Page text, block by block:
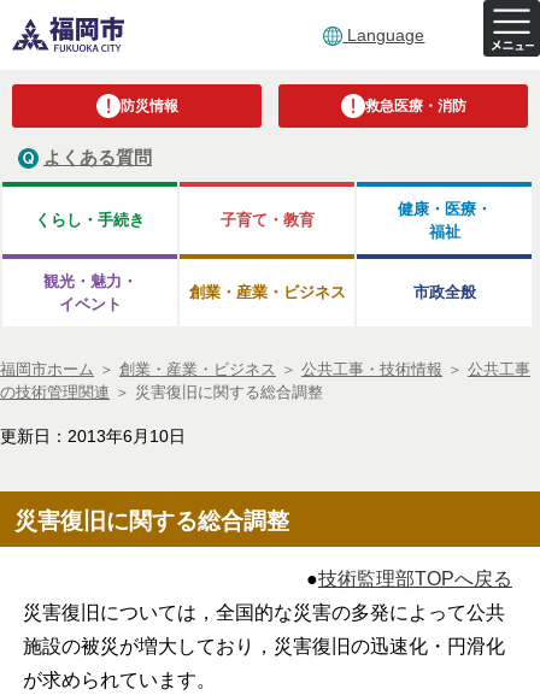
Language
防災情報 救急医療・消防
よくある質問
くらし・手続き 子育て・教育
健康・医療・
福祉
観光・魅力・
イベント
創業・産業・ビジネス 市政全般
福岡市ホーム ＞ 創業・産業・ビジネス ＞ 公共工事・技術情報 ＞ 公共工事
の技術管理関連 ＞ 災害復旧に関する総合調整
更新日：2013年6月10日
災害復旧に関する総合調整
●技術監理部TOPへ戻る
災害復旧については，全国的な災害の多発によって公共
施設の被災が増大しており，災害復旧の迅速化・円滑化
が求められています。